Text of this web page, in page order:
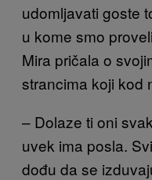
udomljavati goste
u kome smo
Mira pričala o
strancima koji kod
– Dolaze ti oni
uvek ima posla.
dođu da se